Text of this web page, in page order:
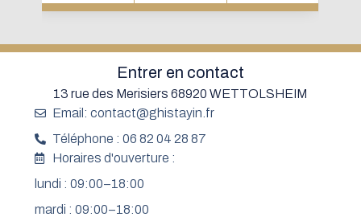
Entrer en contact
13 rue des Merisiers 68920 WETTOLSHEIM
Email: contact@ghistayin.fr
Téléphone : 06 82 04 28 87
Horaires d'ouverture :
lundi : 09:00–18:00
mardi : 09:00–18:00